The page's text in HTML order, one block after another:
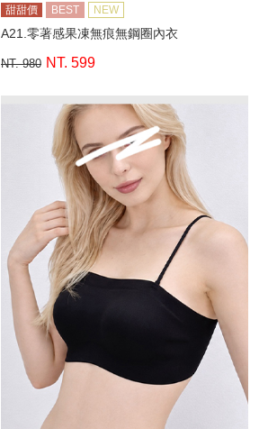
甜甜價 BEST NEW
A21.零著感果凍無痕無鋼圈內衣
NT. 980 NT. 599